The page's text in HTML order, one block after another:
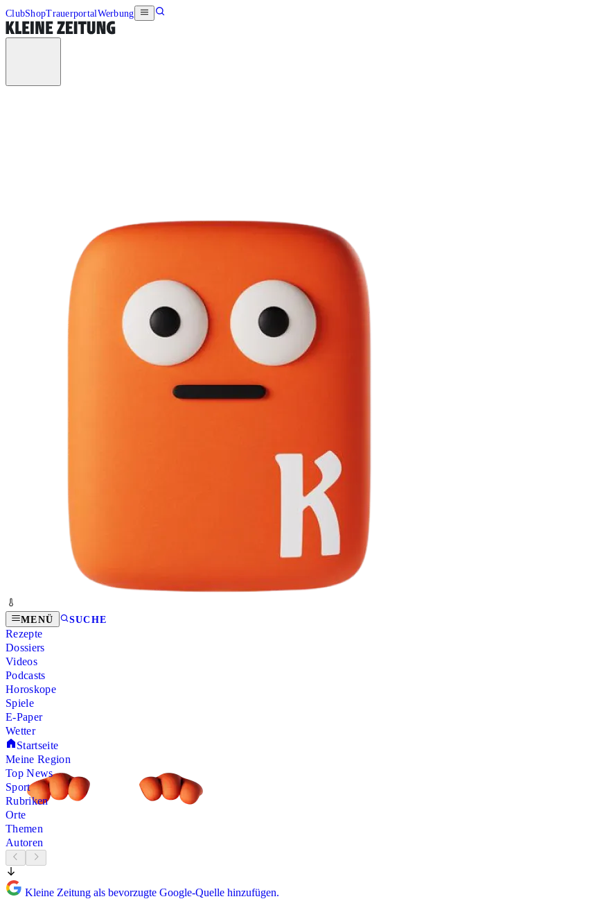
ClubShopTrauerportalWerbung
MENÜ SUCHE
Rezepte
Dossiers
Videos
Podcasts
Horoskope
Spiele
E-Paper
Wetter
Startseite
Meine Region
Top News
Sport
Rubriken
Orte
Themen
Autoren
Kleine Zeitung als bevorzugte Google-Quelle hinzufügen.